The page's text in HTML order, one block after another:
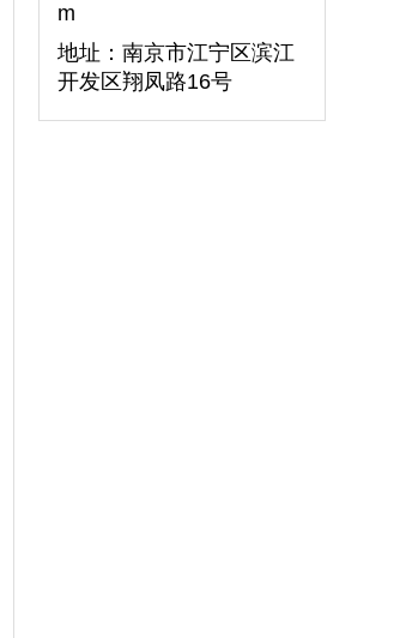
m
地址：南京市江宁区滨江
开发区翔凤路16号